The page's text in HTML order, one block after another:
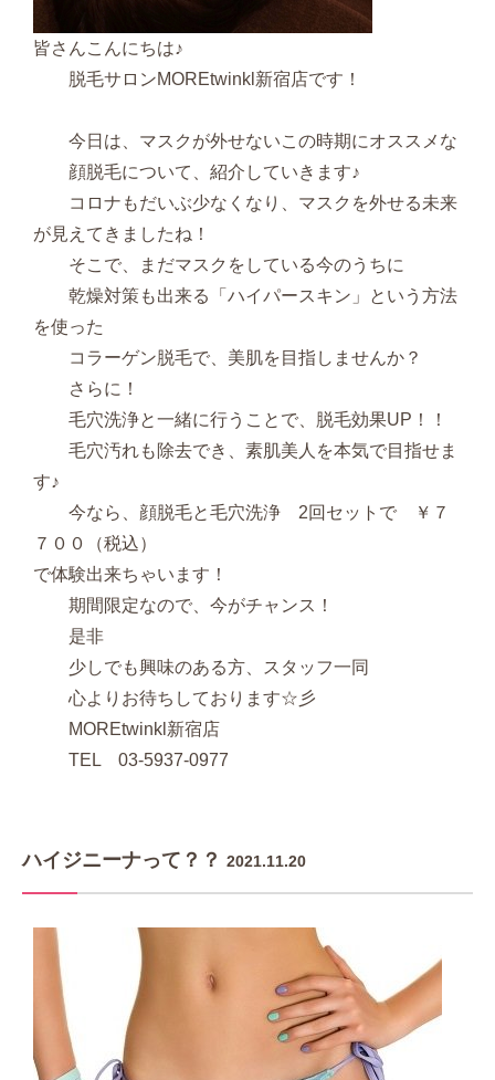
皆さんこんにちは♪
脱毛サロンMOREtwinkl新宿店です！
今日は、マスクが外せないこの時期にオススメな
顔脱毛について、紹介していきます♪
コロナもだいぶ少なくなり、マスクを外せる未来
が見えてきましたね！
そこで、まだマスクをしている今のうちに
乾燥対策も出来る「ハイパースキン」という方法
を使った
コラーゲン脱毛で、美肌を目指しませんか？
さらに！
毛穴洗浄と一緒に行うことで、脱毛効果UP！！
毛穴汚れも除去でき、素肌美人を本気で目指せま
す♪
今なら、顔脱毛と毛穴洗浄 2回セットで ￥７
７００（税込）
で体験出来ちゃいます！
期間限定なので、今がチャンス！
是非
少しでも興味のある方、スタッフ一同
心よりお待ちしております☆彡
MOREtwinkl新宿店
TEL 03-5937-0977
ハイジニーナって？？ 2021.11.20